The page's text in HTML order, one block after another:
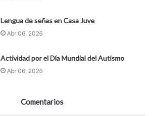
Lengua de señas en Casa Juve
Abr 06, 2026
Actividad por el Día Mundial del Autismo
Abr 06, 2026
Comentarios